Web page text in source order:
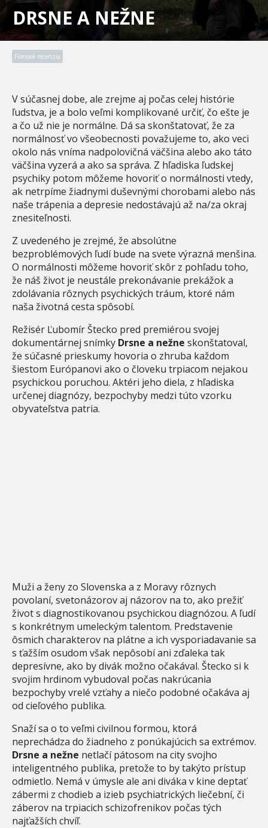
DRSNE A NEŽNE
Filmová recenzia
V súčasnej dobe, ale zrejme aj počas celej histórie
ľudstva, je a bolo veľmi komplikované určiť, čo ešte je
a čo už nie je normálne. Dá sa skonštatovať, že za
normálnosť vo všeobecnosti považujeme to, ako veci
okolo nás vníma nadpolovičná väčšina alebo ako táto
väčšina vyzerá a ako sa správa. Z hľadiska ľudskej
psychiky potom môžeme hovoriť o normálnosti vtedy,
ak netrpíme žiadnymi duševnými chorobami alebo nás
naše trápenia a depresie nedostávajú až na/za okraj
znesiteľnosti.
Z uvedeného je zrejmé, že absolútne
bezproblémových ľudí bude na svete výrazná menšina.
O normálnosti môžeme hovoriť skôr z pohľadu toho,
že náš život je neustále prekonávanie prekážok a
zdolávania rôznych psychických tráum, ktoré nám
naša životná cesta spôsobí.
Režisér Ľubomír Štecko pred premiérou svojej
dokumentárnej snímky Drsne a nežne skonštatoval,
že súčasné prieskumy hovoria o zhruba každom
šiestom Európanovi ako o človeku trpiacom nejakou
psychickou poruchou. Aktéri jeho diela, z hľadiska
určenej diagnózy, bezpochyby medzi túto vzorku
obyvateľstva patria.
Muži a ženy zo Slovenska a z Moravy rôznych
povolaní, svetonázorov aj názorov na to, ako prežiť
život s diagnostikovanou psychickou diagnózou. A ľudí
s konkrétnym umeleckým talentom. Predstavenie
ôsmich charakterov na plátne a ich vysporiadavanie sa
s ťažším osudom však nepôsobí ani zďaleka tak
depresívne, ako by divák možno očakával. Štecko si k
svojim hrdinom vybudoval počas nakrúcania
bezpochyby vrelé vzťahy a niečo podobné očakáva aj
od cieľového publika.
Snaží sa o to veľmi civilnou formou, ktorá
neprechádza do žiadneho z ponúkajúcich sa extrémov.
Drsne a nežne netlačí pátosom na city svojho
inteligentného publika, pretože to by takýto prístup
odmietlo. Nemá v úmysle ale ani diváka v kine deptať
zábermi z chodieb a izieb psychiatrických liečební, či
záberov na trpiacich schizofrenikov počas tých
najťažších chvíľ.